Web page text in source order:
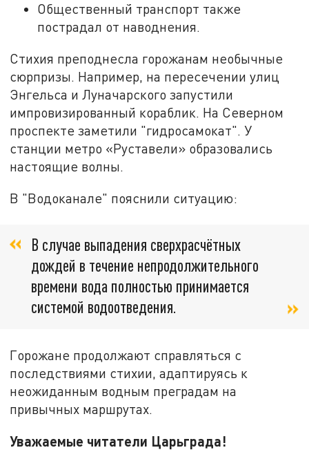
Общественный транспорт также
пострадал от наводнения.
Стихия преподнесла горожанам необычные
сюрпризы. Например, на пересечении улиц
Энгельса и Луначарского запустили
импровизированный кораблик. На Северном
проспекте заметили "гидросамокат". У
станции метро «Руставели» образовались
настоящие волны.
В "Водоканале" пояснили ситуацию:
В случае выпадения сверхрасчётных
дождей в течение непродолжительного
времени вода полностью принимается
системой водоотведения.
Горожане продолжают справляться с
последствиями стихии, адаптируясь к
неожиданным водным преградам на
привычных маршрутах.
Уважаемые читатели Царьграда!